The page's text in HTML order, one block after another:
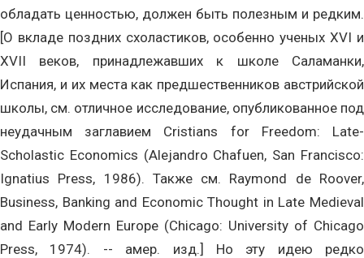
обладать ценностью, должен быть полезным и редким.
[О вкладе поздних схоластиков, особенно ученых XVI и
XVII веков, принадлежавших к школе Саламанки,
Испания, и их места как предшественников австрийской
школы, см. отличное исследование, опубликованное под
неудачным заглавием Cristians for Freedom: Late-
Scholastic Economics (Alejandro Chafuen, San Francisco:
Ignatius Press, 1986). Также см. Raymond de Roover,
Business, Banking and Economic Thought in Late Medieval
and Early Modern Europe (Chicago: University of Chicago
Press, 1974). -- амер. изд.] Но эту идею редко